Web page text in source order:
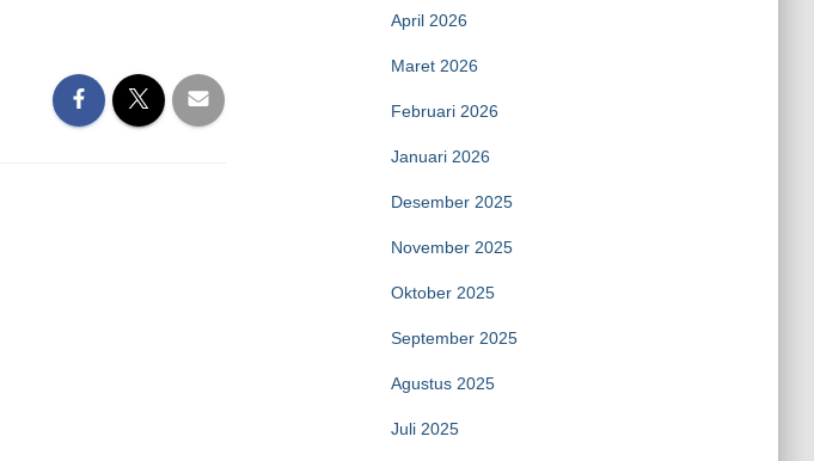
April 2026
Maret 2026
Februari 2026
Januari 2026
Desember 2025
November 2025
Oktober 2025
September 2025
Agustus 2025
Juli 2025